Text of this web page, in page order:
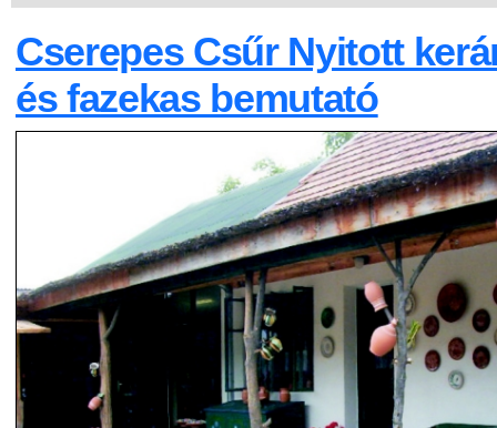
Cserepes Csűr Nyitott
és fazekas bemutató